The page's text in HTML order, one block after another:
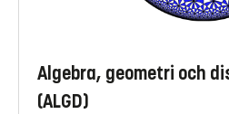
Algebra, geometri och
(ALGD)